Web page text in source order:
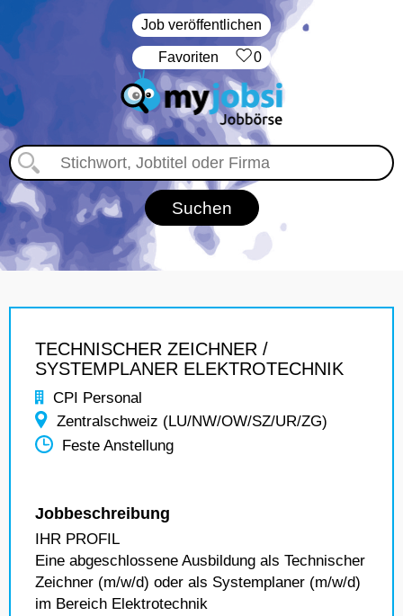
Job veröffentlichen
‏Favoriten 0
TECHNISCHER ZEICHNER /
SYSTEMPLANER ELEKTROTECHNIK
CPI Personal
Zentralschweiz (LU/NW/OW/SZ/UR/ZG)
Feste Anstellung
Jobbeschreibung
IHR PROFIL
Eine abgeschlossene Ausbildung als Technischer
Zeichner (m/w/d) oder als Systemplaner (m/w/d)
im Bereich Elektrotechnik